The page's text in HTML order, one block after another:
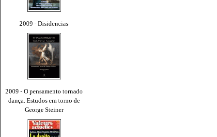
2009 - Disidencias
2009 - O pensamento tornado
dança. Estudos em torno de
George Steiner